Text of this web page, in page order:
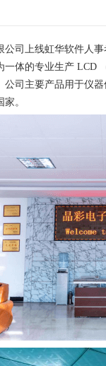
司上线虹华软件人
一体的专业生产 LCD
公司主要产品用于仪
家。